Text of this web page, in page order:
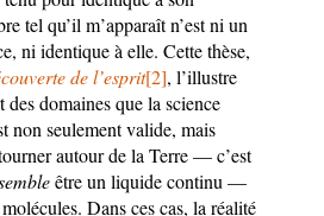
tel qu’il m’apparaît n’est ni un
ni identique à elle. Cette thèse,
de l’esprit[2], l’illustre
domaines que la science
non seulement valide, mais
autour de la Terre — c’est
être un liquide continu —
Dans ces cas, la réalité